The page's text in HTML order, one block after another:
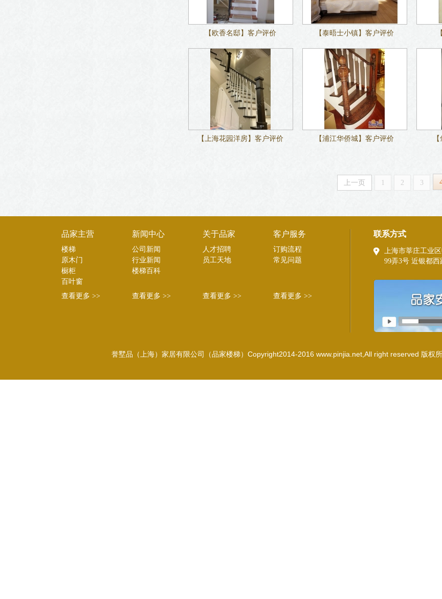
【欧香名邸】客户评价 【泰晤士小镇】客户评价
【上海花园洋房】客户评价 【浦江华侨城】客户评价
上一页 1 2 3
品家主营
楼梯
原木门
橱柜
百叶窗
查看更多 >>
新闻中心
公司新闻
行业新闻
楼梯百科
查看更多 >>
关于品家
人才招聘
员工天地
查看更多 >>
客户服务
订购流程
常见问题
查看更多 >>
联系方式
上海市莘庄工业
99弄3号 近银都西
誉墅品（上海）家居有限公司（品家楼梯）Copyright2014-2016 www.pinjia.net,All right reserved 版权